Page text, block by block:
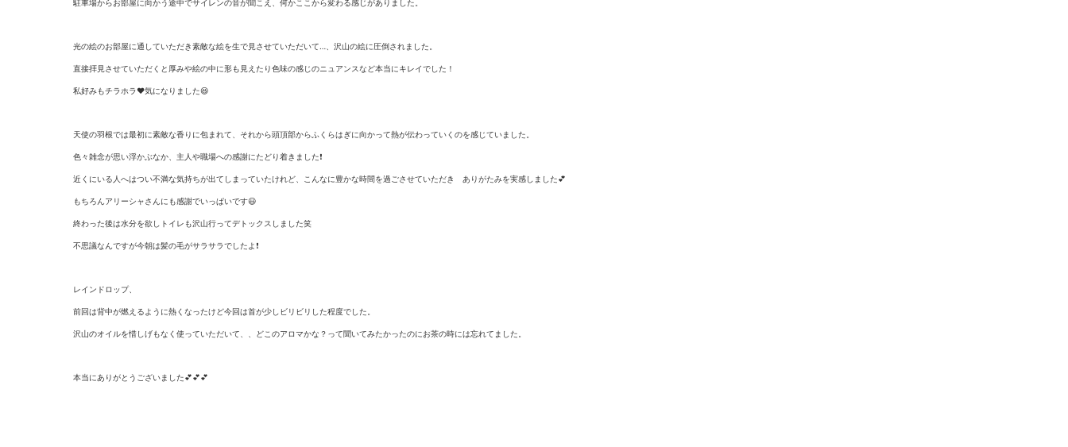
駐車場からお部屋に向かう途中でサイレンの音が聞こえ、 何かここから変わる感じがありました。
光の絵のお部屋に通していただき素敵な絵を生で見させていただいて…、沢山の絵に圧倒されました。
直接拝見させていただくと厚みや絵の中に形も見えたり色味の感じのニュアンスなど本当にキレイでした！
私好みもチラホラ❤️気になりました😆
天使の羽根では最初に素敵な香りに包まれて、 それから頭頂部からふくらはぎに向かって熱が伝わっていくのを感じていました。
色々雑念が思い浮かぶなか、 主人や職場への感謝にたどり着きました❗
近くにいる人へはつい不満な気持ちが出てしまっていたけれど、 こんなに豊かな時間を過ごさせていただき ありがたみを実感しました💕
もちろんアリーシャさんにも感謝でいっぱいです😃
終わった後は水分を欲しトイレも沢山行ってデトックスしました笑
不思議なんですが今朝は髪の毛がサラサラでしたよ❗
レインドロップ、
前回は背中が燃えるように熱くなったけど今回は首が少しビリビリ した程度でした。
沢山のオイルを惜しげもなく使っていただいて、、 どこのアロマかな？ って聞いてみたかったのにお茶の時には忘れてました。
本当にありがとうございました💕💕💕